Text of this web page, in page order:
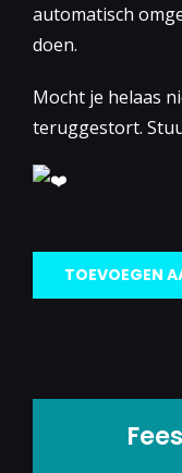
automatisch
doen.
Mocht je helaas
teruggestort.
TOEVOEGEN